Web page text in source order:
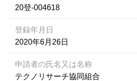
20登-004618
登録年月日
2020年6月26日
申請者の氏名又は名称
テクノリサーチ協同組合